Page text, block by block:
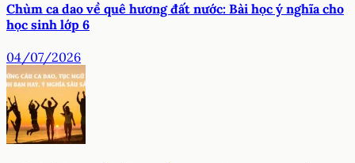
Chùm ca dao về quê hương đất nước: Bài học ý nghĩa cho
học sinh lớp 6
04/07/2026